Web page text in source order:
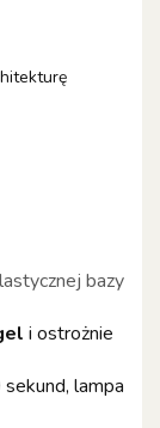
bazy
i ostrożnie
lampa